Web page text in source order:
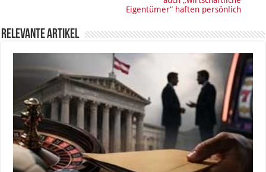
Eigentümer“ haften persönlich
Relevante Artikel